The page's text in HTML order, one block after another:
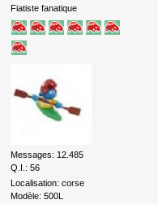
Fiatiste fanatique
Messages: 12.485
Q.I.: 56
Localisation: corse
Modèle: 500L